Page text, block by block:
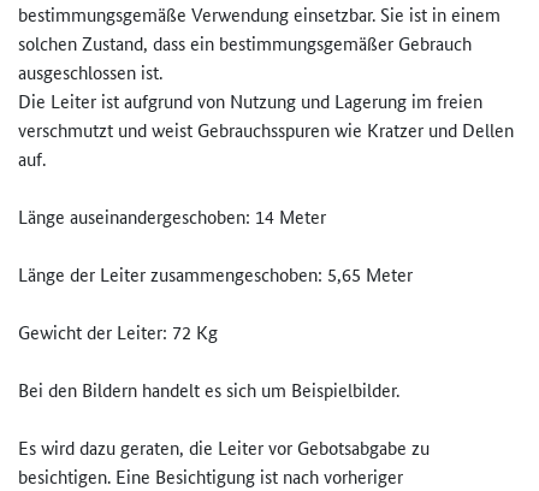
bestimmungsgemäße Verwendung einsetzbar. Sie ist in einem
solchen Zustand, dass ein bestimmungsgemäßer Gebrauch
ausgeschlossen ist.
Die Leiter ist aufgrund von Nutzung und Lagerung im freien
verschmutzt und weist Gebrauchsspuren wie Kratzer und Dellen
auf.
Länge auseinandergeschoben: 14 Meter
Länge der Leiter zusammengeschoben: 5,65 Meter
Gewicht der Leiter: 72 Kg
Bei den Bildern handelt es sich um Beispielbilder.
Es wird dazu geraten, die Leiter vor Gebotsabgabe zu
besichtigen. Eine Besichtigung ist nach vorheriger